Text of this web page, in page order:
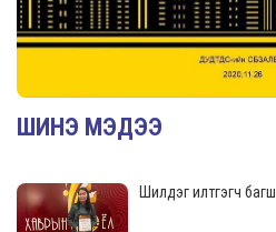
ШИНЭ МЭДЭЭ
Шилдэг илтгэгч багш